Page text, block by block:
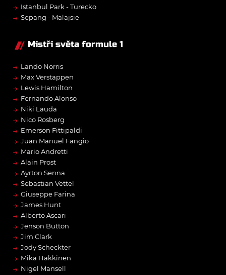
→ Istanbul Park - Turecko
→ Sepang - Malajsie
Mistři světa formule 1
→ Lando Norris
→ Max Verstappen
→ Lewis Hamilton
→ Fernando Alonso
→ Niki Lauda
→ Nico Rosberg
→ Emerson Fittipaldi
→ Juan Manuel Fangio
→ Mario Andretti
→ Alain Prost
→ Ayrton Senna
→ Sebastian Vettel
→ Giuseppe Farina
→ James Hunt
→ Alberto Ascari
→ Jenson Button
→ Jim Clark
→ Jody Scheckter
→ Mika Häkkinen
→ Nigel Mansell